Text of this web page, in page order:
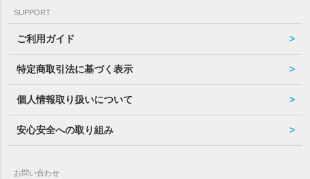
SUPPORT
ご利用ガイド
特定商取引法に基づく表示
個人情報取り扱いについて
安心安全への取り組み
お問い合わせ